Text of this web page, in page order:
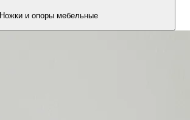
Ножки и опоры мебельные